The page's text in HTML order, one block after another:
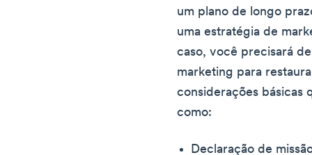
um plano de longo
uma estratégia de
caso, você precisará
marketing para
considerações básicas
como:
Declaração de